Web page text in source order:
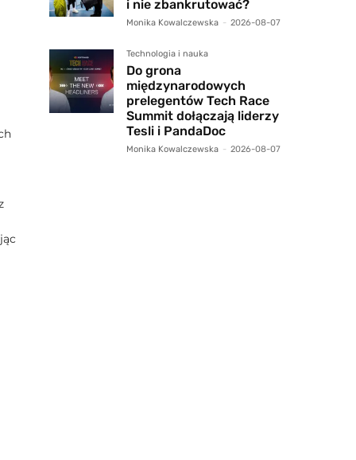
i nie zbankrutować?
Monika Kowalczewska - 2026-08-07
Technologia i nauka
Do grona
międzynarodowych
prelegentów Tech Race
Summit dołączają liderzy
Tesli i PandaDoc
Monika Kowalczewska - 2026-08-07